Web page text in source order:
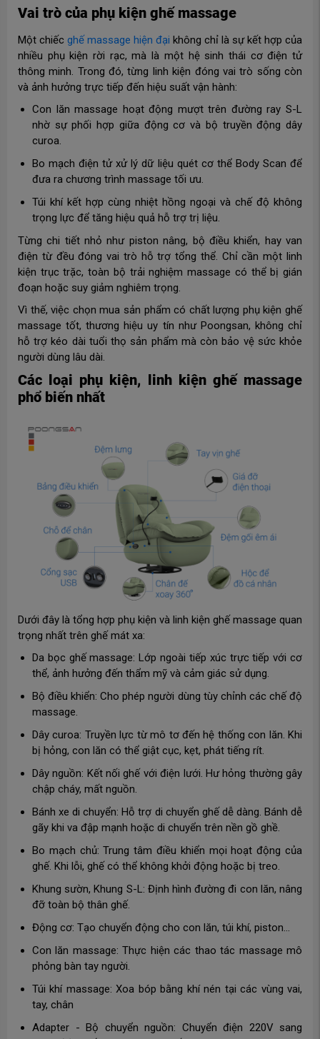
Vai trò của phụ kiện ghế massage
Một chiếc ghế massage hiện đại không chỉ là sự kết hợp của
nhiều phụ kiện rời rạc, mà là một hệ sinh thái cơ điện tử
thông minh. Trong đó, từng linh kiện đóng vai trò sống còn
và ảnh hưởng trực tiếp đến hiệu suất vận hành:
Con lăn massage hoạt động mượt trên đường ray S-L
nhờ sự phối hợp giữa động cơ và bộ truyền động dây
curoa.
Bo mạch điện tử xử lý dữ liệu quét cơ thể Body Scan để
đưa ra chương trình massage tối ưu.
Túi khí kết hợp cùng nhiệt hồng ngoại và chế độ không
trọng lực để tăng hiệu quả hỗ trợ trị liệu.
Từng chi tiết nhỏ như piston nâng, bộ điều khiển, hay van
điện từ đều đóng vai trò hỗ trợ tổng thể. Chỉ cần một linh
kiện trục trặc, toàn bộ trải nghiệm massage có thể bị gián
đoạn hoặc suy giảm nghiêm trọng.
Vì thế, việc chọn mua sản phẩm có chất lượng phụ kiện ghế
massage tốt, thương hiệu uy tín như Poongsan, không chỉ
hỗ trợ kéo dài tuổi thọ sản phẩm mà còn bảo vệ sức khỏe
người dùng lâu dài.
Các loại phụ kiện, linh kiện ghế massage
phổ biến nhất
Dưới đây là tổng hợp phụ kiện và linh kiện ghế massage quan
trọng nhất trên ghế mát xa:
Da bọc ghế massage: Lớp ngoài tiếp xúc trực tiếp với cơ
thể, ảnh hưởng đến thẩm mỹ và cảm giác sử dụng.
Bộ điều khiển: Cho phép người dùng tùy chỉnh các chế độ
massage.
Dây curoa: Truyền lực từ mô tơ đến hệ thống con lăn. Khi
bị hỏng, con lăn có thể giật cục, kẹt, phát tiếng rít.
Dây nguồn: Kết nối ghế với điện lưới. Hư hỏng thường gây
chập cháy, mất nguồn.
Bánh xe di chuyển: Hỗ trợ di chuyển ghế dễ dàng. Bánh dễ
gãy khi va đập mạnh hoặc di chuyển trên nền gồ ghề.
Bo mạch chủ: Trung tâm điều khiển mọi hoạt động của
ghế. Khi lỗi, ghế có thể không khởi động hoặc bị treo.
Khung sườn, Khung S-L: Định hình đường đi con lăn, nâng
đỡ toàn bộ thân ghế.
Động cơ: Tạo chuyển động cho con lăn, túi khí, piston…
Con lăn massage: Thực hiện các thao tác massage mô
phỏng bàn tay người.
Túi khí massage: Xoa bóp bằng khí nén tại các vùng vai,
tay, chân
Adapter - Bộ chuyển nguồn: Chuyển điện 220V sang